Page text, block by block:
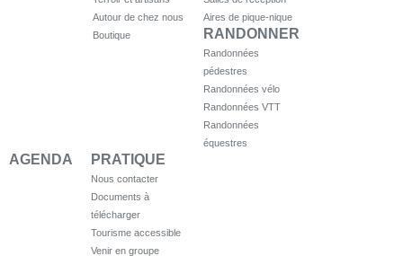
Autour de chez nous
Boutique
Aires de pique-nique
RANDONNER
Randonnées
pédestres
Randonnées vélo
Randonnées VTT
Randonnées
équestres
AGENDA PRATIQUE
Nous contacter
Documents à
télécharger
Tourisme accessible
Venir en groupe